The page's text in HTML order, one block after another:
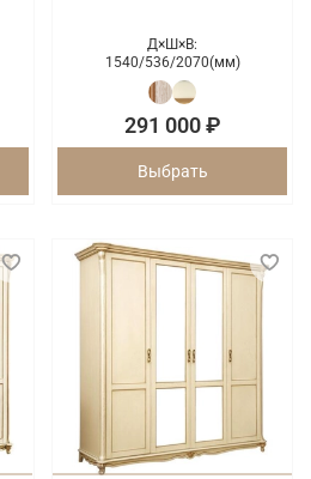
Д×Ш×В:
1540/536/2070(мм)
291 000 ₽
Выбрать